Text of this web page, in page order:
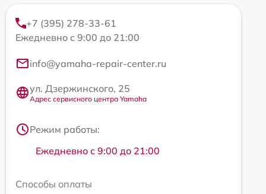
+7 (395) 278-33-61
Ежедневно с 9:00 до 21:00
info@yamaha-repair-center.ru
ул. Дзержинского, 25
Адрес сервисного центра Yamaha
Режим работы:
Ежедневно с 9:00 до 21:00
Способы оплаты